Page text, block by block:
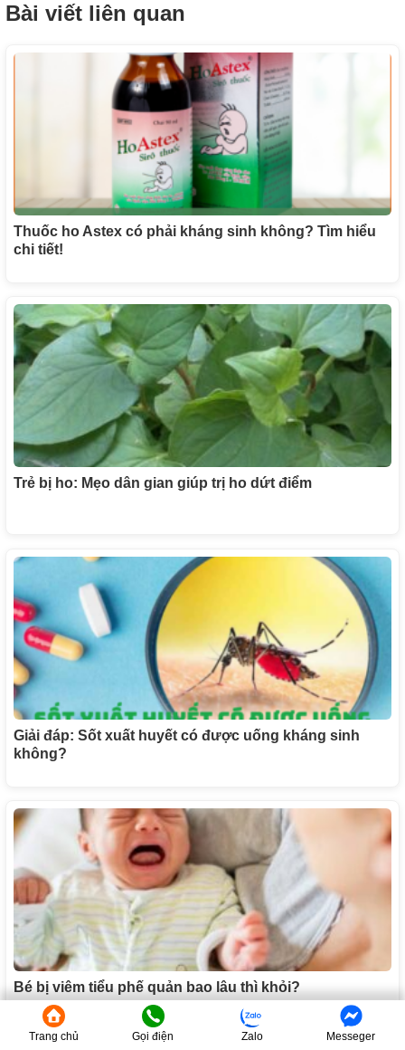
Bài viết liên quan
Thuốc ho Astex có phải kháng sinh không? Tìm hiểu
chi tiết!
Trẻ bị ho: Mẹo dân gian giúp trị ho dứt điểm
Giải đáp: Sốt xuất huyết có được uống kháng sinh
không?
Bé bị viêm tiểu phế quản bao lâu thì khỏi?
Trang chủ Gọi điện Zalo Messeger